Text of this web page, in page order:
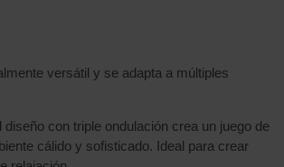
versátil y se adapta a múltiples
con triple ondulación crea un juego de
cálido y sofisticado. Ideal para crear